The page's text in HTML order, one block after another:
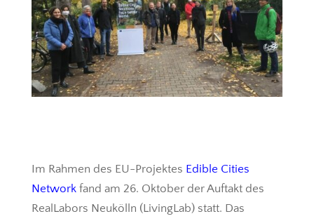
Im Rahmen des EU-Projektes Edible Cities
Networkfand am 26. Oktober der Auftakt des
RealLabors Neukölln (LivingLab) statt. Das